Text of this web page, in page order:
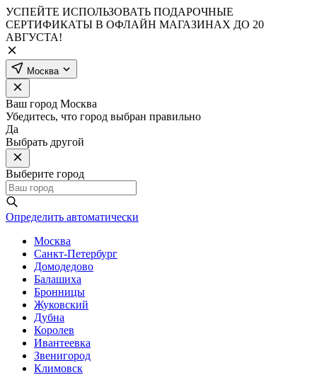
УСПЕЙТЕ ИСПОЛЬЗОВАТЬ ПОДАРОЧНЫЕ
СЕРТИФИКАТЫ В ОФЛАЙН МАГАЗИНАХ ДО 20
АВГУСТА!
Москва
Ваш город Москва
Убедитесь, что город выбран правильно
Да
Выбрать другой
Выберите город
Определить автоматически
Москва
Санкт-Петербург
Домодедово
Балашиха
Бронницы
Жуковский
Дубна
Королев
Ивантеевка
Звенигород
Климовск